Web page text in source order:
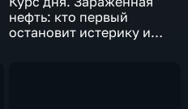
нефть: кто первый
остановит истерику и